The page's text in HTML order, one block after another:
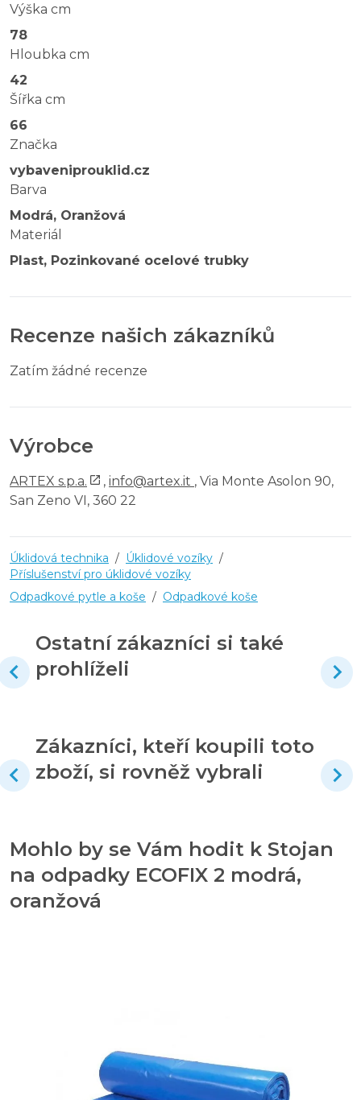
Výška cm
78
Hloubka cm
42
Šířka cm
66
Značka
vybaveniprouklid.cz
Barva
Modrá, Oranžová
Materiál
Plast, Pozinkované ocelové trubky
Recenze našich zákazníků
Zatím žádné recenze
Výrobce
ARTEX s.p.a. , info@artex.it , Via Monte Asolon 90,
San Zeno VI, 360 22
Úklidová technika / Úklidové vozíky /
Příslušenství pro úklidové vozíky
Odpadkové pytle a koše / Odpadkové koše
Ostatní zákazníci si také
prohlíželi
Zákazníci, kteří koupili toto
zboží, si rovněž vybrali
Mohlo by se Vám hodit k Stojan
na odpadky ECOFIX 2 modrá,
oranžová